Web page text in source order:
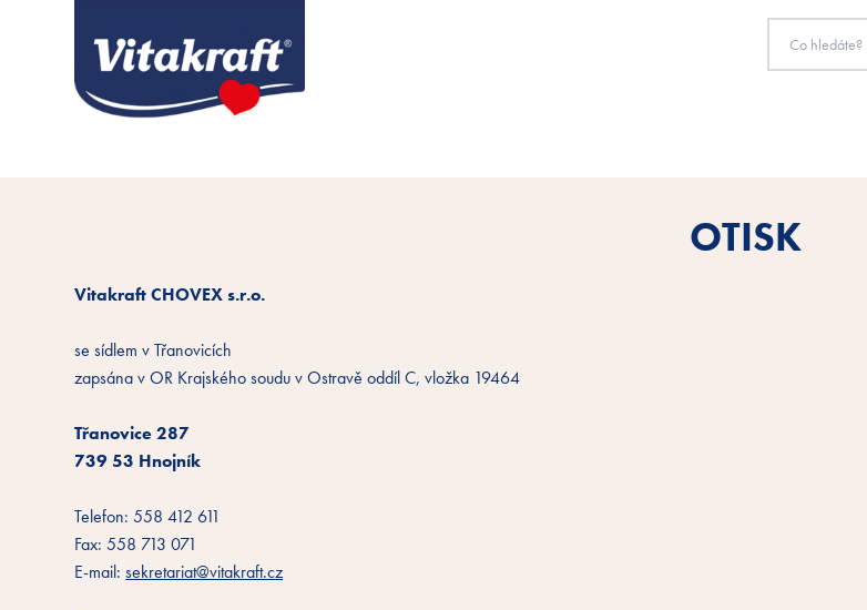
OTISK
Vitakraft CHOVEX s.r.o.
se sídlem v Třanovicích
zapsána v OR Krajského soudu v Ostravě oddíl C, vložka 19464
Třanovice 287
739 53 Hnojník
Telefon: 558 412 611
Fax: 558 713 071
E-mail:sekretariat@vitakraft.cz